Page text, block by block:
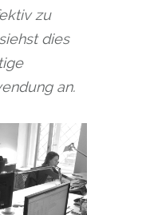
zu
dies
an.